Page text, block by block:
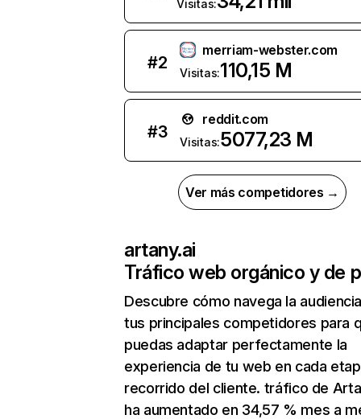
Visitas:
#2
merriam-webster.com
Visitas:110,15 M
#3
reddit.com
Visitas:5077,23 M
Ver más competidores →
artany.ai
Tráfico web orgánico y de
Descubre cómo navega la
tus principales competidores para
puedas adaptar perfectamente la
experiencia de tu web en cada
recorrido del cliente. tráfico de
ha aumentado en 34,57 % mes a